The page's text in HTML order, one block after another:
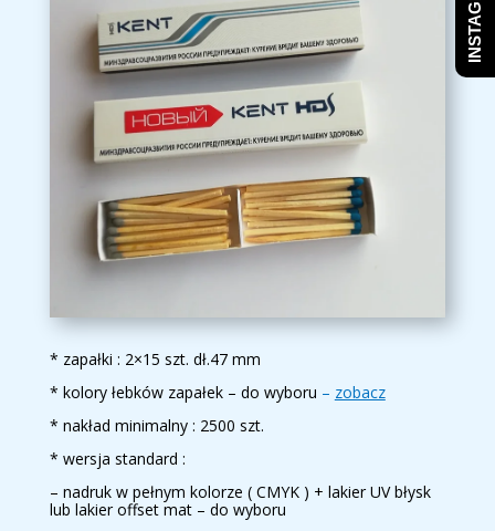
* zapałki : 2×15 szt. dł.47 mm
* kolory łebków zapałek – do wyboru – zobacz
* nakład minimalny : 2500 szt.
* wersja standard :
– nadruk w pełnym kolorze ( CMYK ) + lakier UV błysk
lub lakier offset mat – do wyboru